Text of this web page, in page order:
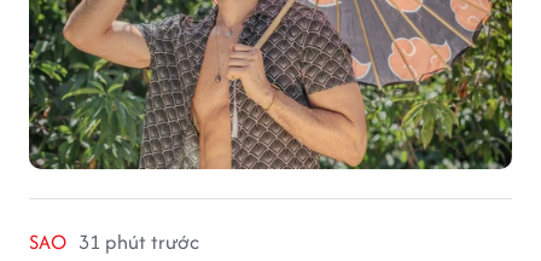
SAO 31 phút trước